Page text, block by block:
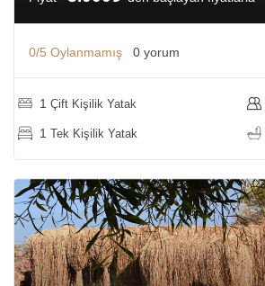
0/5 Oylanmamış 0 yorum
1 Çift Kişilik Yatak
1 Tek Kişilik Yatak